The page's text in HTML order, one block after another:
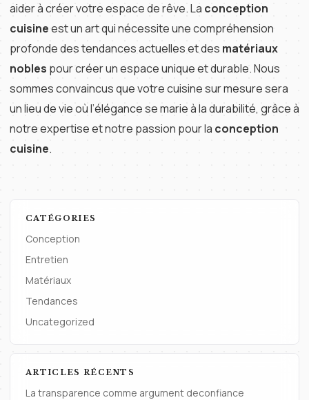
aider à créer votre espace de rêve. La conception
cuisineest un art qui nécessite une compréhension
profonde des tendances actuelles et des matériaux
nobles pour créer un espace unique et durable. Nous
sommes convaincus que votre cuisine sur mesure sera
un lieu de vie où l’élégance se marie à la durabilité, grâce à
notre expertise et notre passion pour la conception
cuisine.
CATÉGORIES
Conception
Entretien
Matériaux
Tendances
Uncategorized
ARTICLES RÉCENTS
La transparence comme argument deconfiance